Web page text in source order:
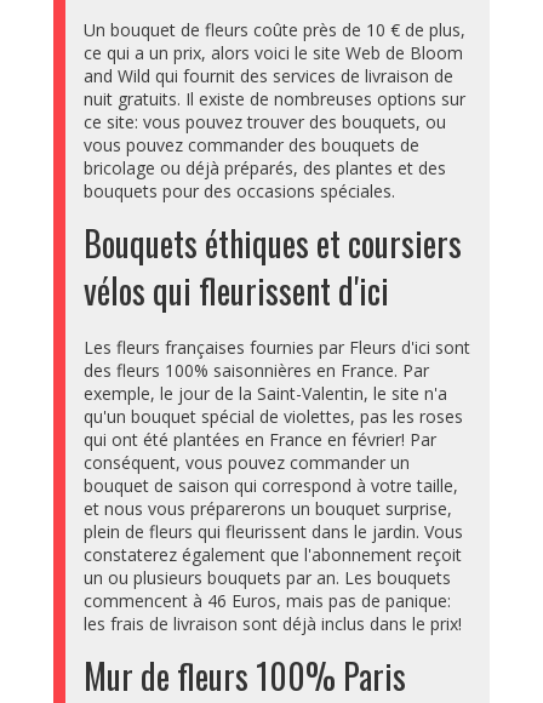
Un bouquet de fleurs coûte près de 10 € de plus,
ce qui a un prix, alors voici le site Web de Bloom
and Wild qui fournit des services de livraison de
nuit gratuits. Il existe de nombreuses options sur
ce site: vous pouvez trouver des bouquets, ou
vous pouvez commander des bouquets de
bricolage ou déjà préparés, des plantes et des
bouquets pour des occasions spéciales.
Bouquets éthiques et coursiers
vélos qui fleurissent d'ici
Les fleurs françaises fournies par Fleurs d'ici sont
des fleurs 100% saisonnières en France. Par
exemple, le jour de la Saint-Valentin, le site n'a
qu'un bouquet spécial de violettes, pas les roses
qui ont été plantées en France en février! Par
conséquent, vous pouvez commander un
bouquet de saison qui correspond à votre taille,
et nous vous préparerons un bouquet surprise,
plein de fleurs qui fleurissent dans le jardin. Vous
constaterez également que l'abonnement reçoit
un ou plusieurs bouquets par an. Les bouquets
commencent à 46 Euros, mais pas de panique:
les frais de livraison sont déjà inclus dans le prix!
Mur de fleurs 100% Paris